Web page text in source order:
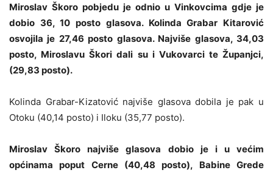
Miroslav Škoro pobjedu je odnio u Vinkovcima gdje je
dobio 36, 10 posto glasova. Kolinda Grabar Kitarović
osvojila je 27,46 posto glasova. Najviše glasova, 34,03
posto, Miroslavu Škori dali su i Vukovarci te Županjci,
(29,83 posto).
Kolinda Grabar-Kizatović najviše glasova dobila je pak u
Otoku (40,14 posto) i Iloku (35,77 posto).
Miroslav Škoro najviše glasova dobio je i u većim
općinama poput Cerne (40,48 posto), Babine Grede